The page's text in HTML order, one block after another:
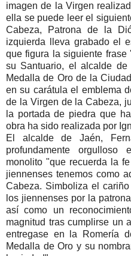
imagen de la Virgen
ella se puede leer el
Cabeza, Patrona de la
izquierda lleva grabado el
que figura la siguiente
su Santuario, el alcalde
Medalla de Oro de la
en su carátula el emblema
de la Virgen de la Cabeza,
la portada de piedra que
obra ha sido realizada por
El alcalde de Jaén,
profundamente
monolito "que recuerda la
jiennenses tenemos como
Cabeza. Simboliza el
los jiennenses por la
así como un
magnitud tras cumplirse un
entregase en la Romería
Medalla de Oro y su